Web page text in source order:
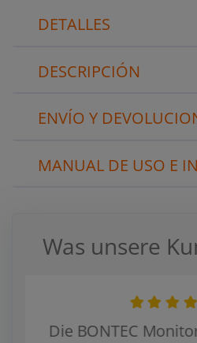
DETALLES
DESCRIPCIÓN
ENVÍO Y
MANUAL DE USO E
Was unsere
Ich habe mir diese